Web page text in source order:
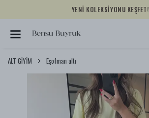
YENİ KOLEKSİYONU KEŞFET!
ALT GİYİM Eşofman altı